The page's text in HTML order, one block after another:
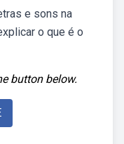
e sons na
o que é o
button below.